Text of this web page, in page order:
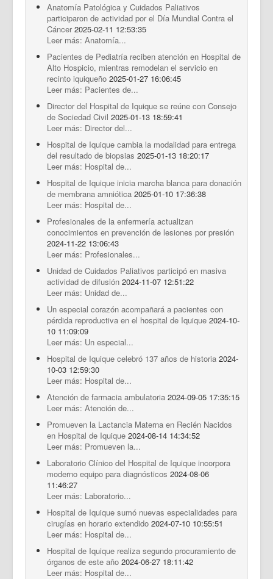
Anatomía Patológica y Cuidados Paliativos
participaron de actividad por el Día Mundial Contra el
Cáncer 2025-02-11 12:53:35
Leer más: Anatomía...
Pacientes de Pediatría reciben atención en Hospital de
Alto Hospicio, mientras remodelan el servicio en
recinto iquiqueño 2025-01-27 16:06:45
Leer más: Pacientes de...
Director del Hospital de Iquique se reúne con Consejo
de Sociedad Civil 2025-01-13 18:59:41
Leer más: Director del...
Hospital de Iquique cambia la modalidad para entrega
del resultado de biopsias 2025-01-13 18:20:17
Leer más: Hospital de...
Hospital de Iquique inicia marcha blanca para donación
de membrana amniótica 2025-01-10 17:36:38
Leer más: Hospital de...
Profesionales de la enfermería actualizan
conocimientos en prevención de lesiones por presión
2024-11-22 13:06:43
Leer más: Profesionales...
Unidad de Cuidados Paliativos participó en masiva
actividad de difusión 2024-11-07 12:51:22
Leer más: Unidad de...
Un especial corazón acompañará a pacientes con
pérdida reproductiva en el hospital de Iquique 2024-10-
10 11:09:09
Leer más: Un especial...
Hospital de Iquique celebró 137 años de historia 2024-
10-03 12:59:30
Leer más: Hospital de...
Atención de farmacia ambulatoria 2024-09-05 17:35:15
Leer más: Atención de...
Promueven la Lactancia Materna en Recién Nacidos
en Hospital de Iquique 2024-08-14 14:34:52
Leer más: Promueven la...
Laboratorio Clínico del Hospital de Iquique incorpora
moderno equipo para diagnósticos 2024-08-06
11:46:27
Leer más: Laboratorio...
Hospital de Iquique sumó nuevas especialidades para
cirugías en horario extendido 2024-07-10 10:55:51
Leer más: Hospital de...
Hospital de Iquique realiza segundo procuramiento de
órganos de este año 2024-06-27 18:11:42
Leer más: Hospital de...